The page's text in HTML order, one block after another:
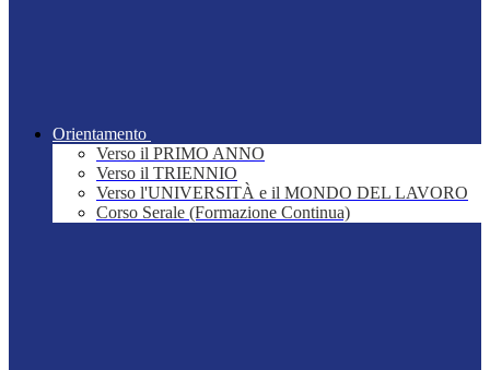
Orientamento
Verso il PRIMO ANNO
Verso il TRIENNIO
Verso l'UNIVERSITÀ e il MONDO DEL LAVORO
Corso Serale (Formazione Continua)